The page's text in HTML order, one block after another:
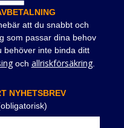
att du snabbt och
som passar dina behov
behöver inte binda ditt
och allriskförsäkring.
NYHETSBREV